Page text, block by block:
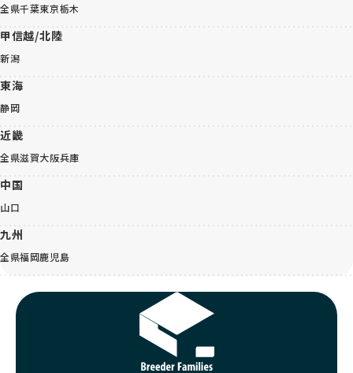
全県千葉東京栃木
甲信越/北陸
新潟
東海
静岡
近畿
全県滋賀大阪兵庫
中国
山口
九州
全県福岡鹿児島